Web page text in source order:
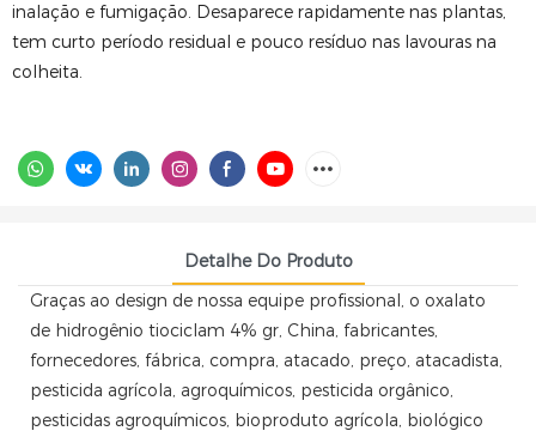
inalação e fumigação. Desaparece rapidamente nas plantas,
tem curto período residual e pouco resíduo nas lavouras na
colheita.
Detalhe Do Produto
Graças ao design de nossa equipe profissional, o oxalato
de hidrogênio tiociclam 4% gr, China, fabricantes,
fornecedores, fábrica, compra, atacado, preço, atacadista,
pesticida agrícola, agroquímicos, pesticida orgânico,
pesticidas agroquímicos, bioproduto agrícola, biológico